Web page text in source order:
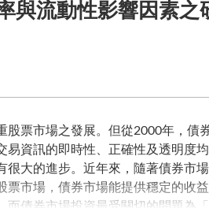
與流動性影響因素之
股票市場之發展。但從2000年，債
易資訊的即時性、正確性及透明度
很大的進步。近年來，隨著債券市
票市場，債券市場能提供穩定的收